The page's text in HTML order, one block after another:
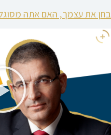
בחן את עצמך, האם אתה